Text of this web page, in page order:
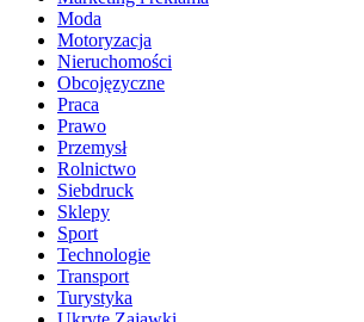
Moda
Motoryzacja
Nieruchomości
Obcojęzyczne
Praca
Prawo
Przemysł
Rolnictwo
Siebdruck
Sklepy
Sport
Technologie
Transport
Turystyka